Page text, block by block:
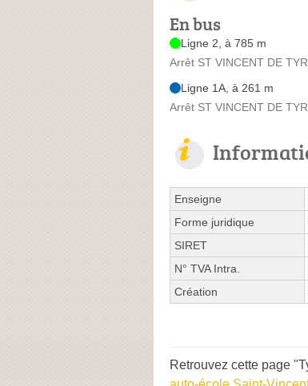
En bus
Ligne 2, à 785 m
Arrêt ST VINCENT DE
Ligne 1A, à 261 m
Arrêt ST VINCENT DE
Enseigne
Forme juridique
SIRET
N° TVA Intra.
Création
Retrouvez cette page